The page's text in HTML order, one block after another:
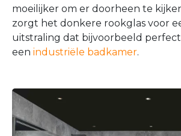
moeilijker om er doorheen te
zorgt het donkere rookglas voor
uitstraling dat bijvoorbeeld perfect
een industriële badkamer.